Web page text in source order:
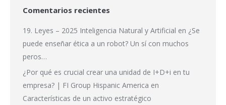
Comentarios recientes
19. Leyes – 2025 Inteligencia Natural y Artificial en ¿Se
puede enseñar ética a un robot? Un sí con muchos
peros…
¿Por qué es crucial crear una unidad de I+D+i en tu
empresa? | FI Group Hispanic America en
Características de un activo estratégico